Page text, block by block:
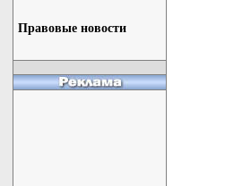
Правовые новости